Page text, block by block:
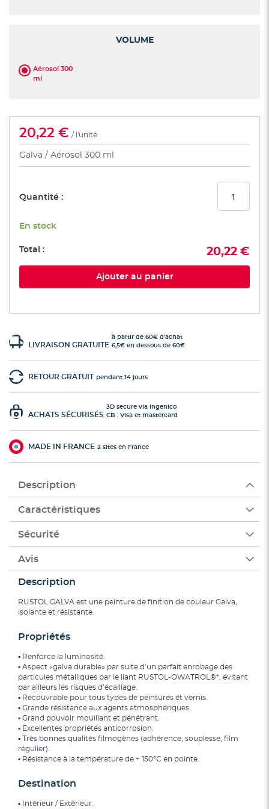
VOLUME
Aérosol 300
ml
20,22 € / l'unité
Galva Aérosol 300 ml
Quantité :
En stock
Total : 20,22 €
Ajouter au panier
LIVRAISON GRATUITE
à partir de 60€ d'achat
6,5€ en dessous de 60€
RETOUR GRATUIT pendant 14 jours
ACHATS SÉCURISÉS
3D secure via Ingenico
CB : Visa et mastercard
MADE IN FRANCE 2 sites en France
Description
Caractéristiques
Sécurité
Avis
Description
RUSTOL GALVA est une peinture de finition de couleur Galva,
isolante et résistante.
Propriétés
▪ Renforce la luminosité.
▪ Aspect «galva durable» par suite d’un parfait enrobage des
particules métalliques par le liant RUSTOL-OWATROL®*, évitant
par ailleurs les risques d’écaillage.
▪ Recouvrable pour tous types de peintures et vernis.
▪ Grande résistance aux agents atmosphériques.
▪ Grand pouvoir mouillant et pénétrant.
▪ Excellentes propriétés anticorrosion.
▪ Très bonnes qualités filmogènes (adhérence, souplesse, film
régulier).
▪ Résistance à la température de + 150°C en pointe.
Destination
▪ Intérieur / Extérieur.